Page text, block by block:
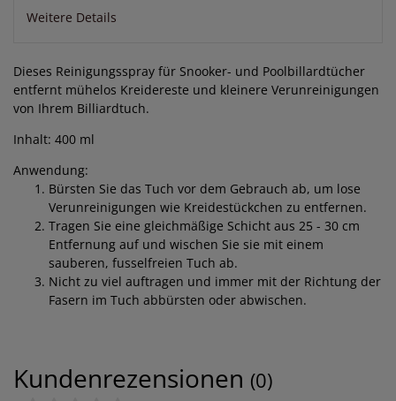
Weitere Details
Dieses Reinigungsspray für Snooker- und Poolbillardtücher
entfernt mühelos Kreidereste und kleinere Verunreinigungen
von Ihrem Billiardtuch.
Inhalt: 400 ml
Anwendung:
Bürsten Sie das Tuch vor dem Gebrauch ab, um lose
Verunreinigungen wie Kreidestückchen zu entfernen.
Tragen Sie eine gleichmäßige Schicht aus 25 - 30 cm
Entfernung auf und wischen Sie sie mit einem
sauberen, fusselfreien Tuch ab.
Nicht zu viel auftragen und immer mit der Richtung der
Fasern im Tuch abbürsten oder abwischen.
Kundenrezensionen (0)